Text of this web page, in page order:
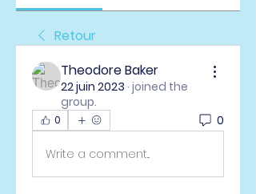
Retour
Theodore Baker
22 juin 2023 · joined the
group.
0 0
Write a comment...